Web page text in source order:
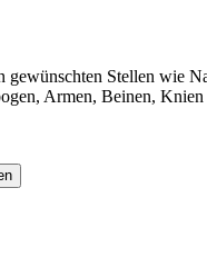
gewünschten Stellen wie
Armen, Beinen, Knien